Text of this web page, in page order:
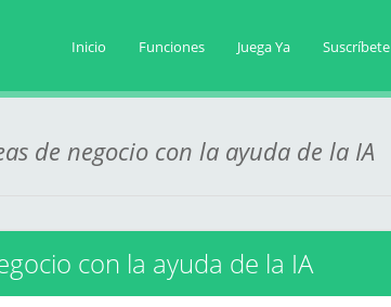
Inicio Funciones Juega Ya Suscríbete
de negocio con la ayuda de la IA
con la ayuda de la IA